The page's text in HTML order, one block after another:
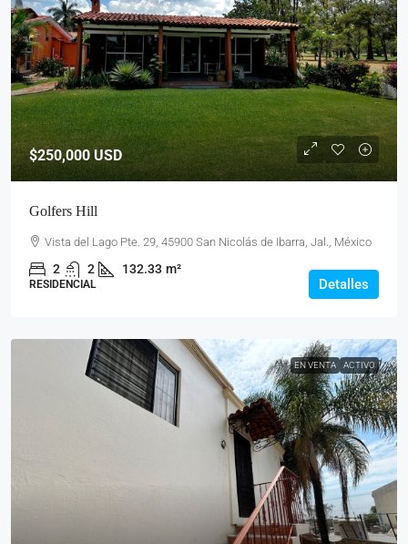
$250,000USD
Golfers Hill
Vista del Lago Pte. 29, 45900 San Nicolás de Ibarra, Jal., México
2 2 132.33 m²
RESIDENCIAL Detalles
EN VENTA ACTIVO